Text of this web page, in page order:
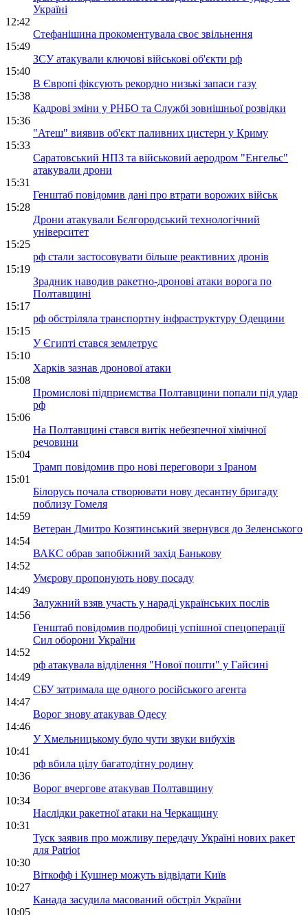
Україні
12:42
Стефанішина прокоментувала своє звільнення
15:49
ЗСУ атакували ключові військові об'єкти рф
15:40
В Європі фіксують рекордно низькі запаси газу
15:38
Кадрові зміни у РНБО та Службі зовнішньої розвідки
15:36
"Атеш" виявив об'єкт паливних цистерн у Криму
15:33
Саратовський НПЗ та військовий аеродром "Енгельс"
атакували дрони
15:31
Генштаб повідомив дані про втрати ворожих військ
15:28
Дрони атакували Бєлгородський технологічний
університет
15:25
рф стали застосовувати більше реактивних дронів
15:19
Зрадник наводив ракетно-дронові атаки ворога по
Полтавщині
15:17
рф обстріляла транспортну інфраструктуру Одещини
15:15
У Єгипті стався землетрус
15:10
Харків зазнав дронової атаки
15:08
Промислові підприємства Полтавщини попали під удар
рф
15:06
На Полтавщині стався витік небезпечної хімічної
речовини
15:04
Трамп повідомив про нові переговори з Іраном
15:01
Білорусь почала створювати нову десантну бригаду
поблизу Гомеля
14:59
Ветеран Дмитро Козятинський звернувся до Зеленського
14:54
ВАКС обрав запобіжний захід Банькову
14:52
Умєрову пропонують нову посаду
14:49
Залужний взяв участь у нараді українських послів
14:56
Генштаб повідомив подробиці успішної спецоперації
Сил оборони України
14:52
рф атакувала відділення "Нової пошти" у Гайсині
14:49
СБУ затримала ще одного російського агента
14:47
Ворог знову атакував Одесу
14:46
У Хмельницькому було чути звуки вибухів
10:41
рф вбила цілу багатодітну родину
10:36
Ворог вчергове атакував Полтавщину
10:34
Наслідки ракетної атаки на Черкащину
10:31
Туск заявив про можливу передачу Україні нових ракет
для Patriot
10:30
Віткофф і Кушнер можуть відвідати Київ
10:27
Канада засудила масований обстріл України
10:05